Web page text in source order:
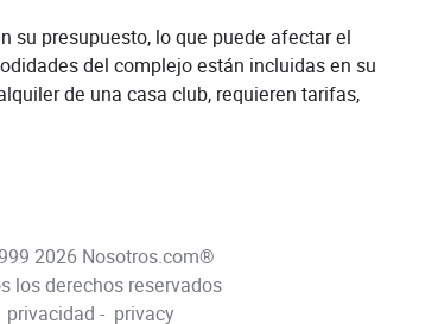
su presupuesto, lo que puede afectar el
del complejo están incluidas en su
de una casa club, requieren tarifas,
2026 Nosotros.com®
los derechos reservados
privacidad - privacy